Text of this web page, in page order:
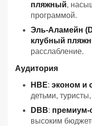
пляжный,
программой.
Эль-Аламейн
клубный
расслабление.
Аудитория
HBE: эконом и
детьми,
DBB: премиум-
высоким